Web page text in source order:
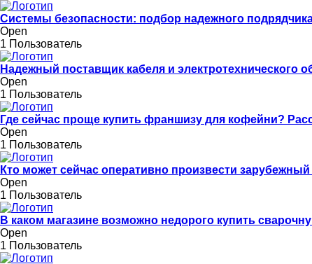
Системы безопасности: подбор надежного
Open
1 Пользователь
Надежный поставщик кабеля и электротехнического
Open
1 Пользователь
Где сейчас проще купить франшизу для кофейни?
Open
1 Пользователь
Кто может сейчас оперативно произвести
Open
1 Пользователь
В каком магазине возможно недорого купить
Open
1 Пользователь